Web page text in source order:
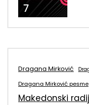
7
Dragana Mirković
Dragana Mirković pesme
Makedonski